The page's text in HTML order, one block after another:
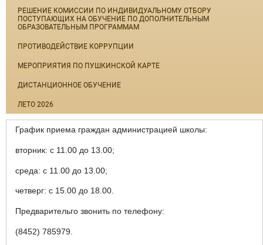
РЕШЕНИЕ КОМИССИИ ПО ИНДИВИДУАЛЬНОМУ ОТБОРУ
ПОСТУПАЮЩИХ НА ОБУЧЕНИЕ ПО ДОПОЛНИТЕЛЬНЫМ
ОБРАЗОВАТЕЛЬНЫМ ПРОГРАММАМ
ПРОТИВОДЕЙСТВИЕ КОРРУПЦИИ
МЕРОПРИЯТИЯ ПО ПУШКИНСКОЙ КАРТЕ
ДИСТАНЦИОННОЕ ОБУЧЕНИЕ
ЛЕТО 2026
График приема граждан администрацией школы:
вторник: с 11.00 до 13.00;
среда: с 11.00 до 13.00;
четверг: с 15.00 до 18.00.
Предварительго звонить по телефону:
(8452) 785979.